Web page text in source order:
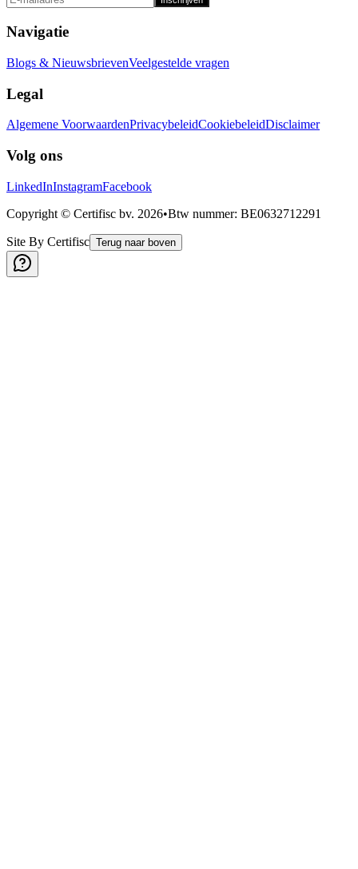
Navigatie
Blogs & NieuwsbrievenVeelgestelde vragen
Legal
Algemene VoorwaardenPrivacybeleidCookiebeleidDisclaimer
Volg ons
LinkedInInstagramFacebook
Copyright © Certifisc bv. 2026•Btw nummer: BE0632712291
Site By Certifisc Terug naar boven